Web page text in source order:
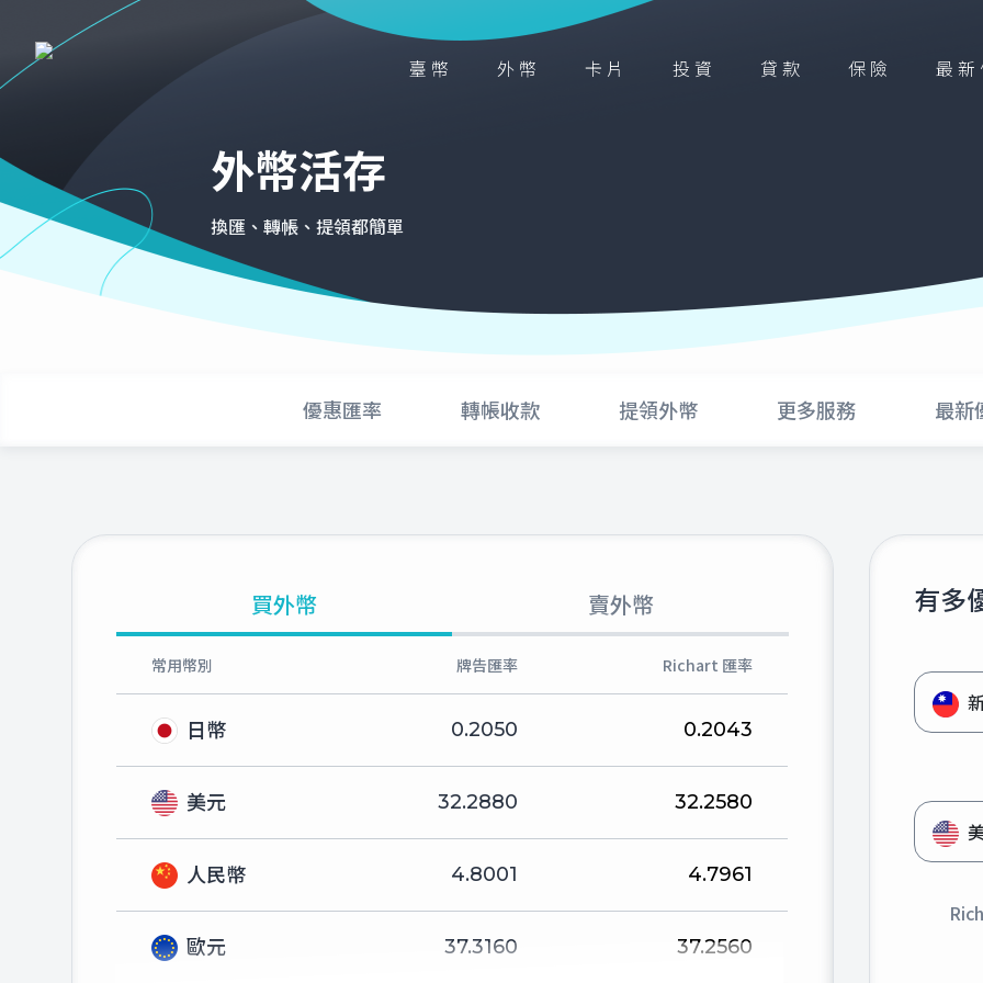
臺幣 外幣 卡片 投資 貸款 保險 最
外幣活存
換匯、轉帳、提領都簡單
優惠匯率 轉帳收款 提領外幣 更多服務 最新
買外幣 賣外幣
常用幣別 牌告匯率 Richart 匯率
日幣 0.2050 0.2043
美元 32.2880 32.2580
人民幣 4.8001 4.7961
歐元 37.3160 37.2560
有多